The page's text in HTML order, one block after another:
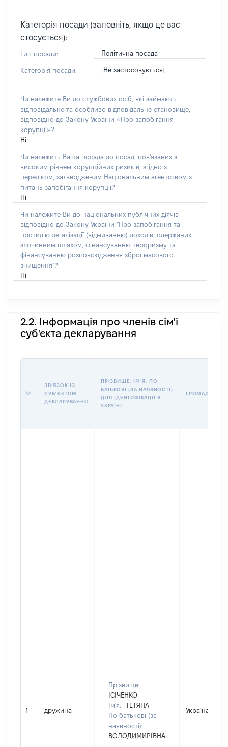
Категорія посади (заповніть, якщо це вас
стосується):
Тип посади: Політична посада
Категорія посади: [Не застосовується]
Чи належите Ви до службових осіб, які займають
відповідальне та особливо відповідальне становище,
відповідно до Закону України «Про запобігання
корупції»?
Ні
Чи належить Ваша посада до посад, пов'язаних з
високим рівнем корупційних ризиків, згідно з
переліком, затвердженим Національним агентством з
питань запобігання корупції?
Ні
Чи належите Ви до національних публічних діячів
відповідно до Закону України "Про запобігання та
протидію легалізації (відмиванню) доходів, одержаних
злочинним шляхом, фінансуванню тероризму та
фінансуванню розповсюдження зброї масового
знищення"?
Ні
2.2. Інформація про членів сім'ї
суб'єкта декларування
№
ЗВʼЯЗОК ІЗ
СУБʼЄКТОМ
ДЕКЛАРУВАННЯ
ПРІЗВИЩЕ, ІМʼЯ, ПО
БАТЬКОВІ (ЗА НАЯВНОСТІ)
ДЛЯ ІДЕНТИФІКАЦІЇ В
УКРАЇНІ
1 дружина
Прізвище:
ІСІЧЕНКО
Ім'я:
ТЕТЯНА
По батькові (за
наявності):
ВОЛОДИМИРІВНА
Україна